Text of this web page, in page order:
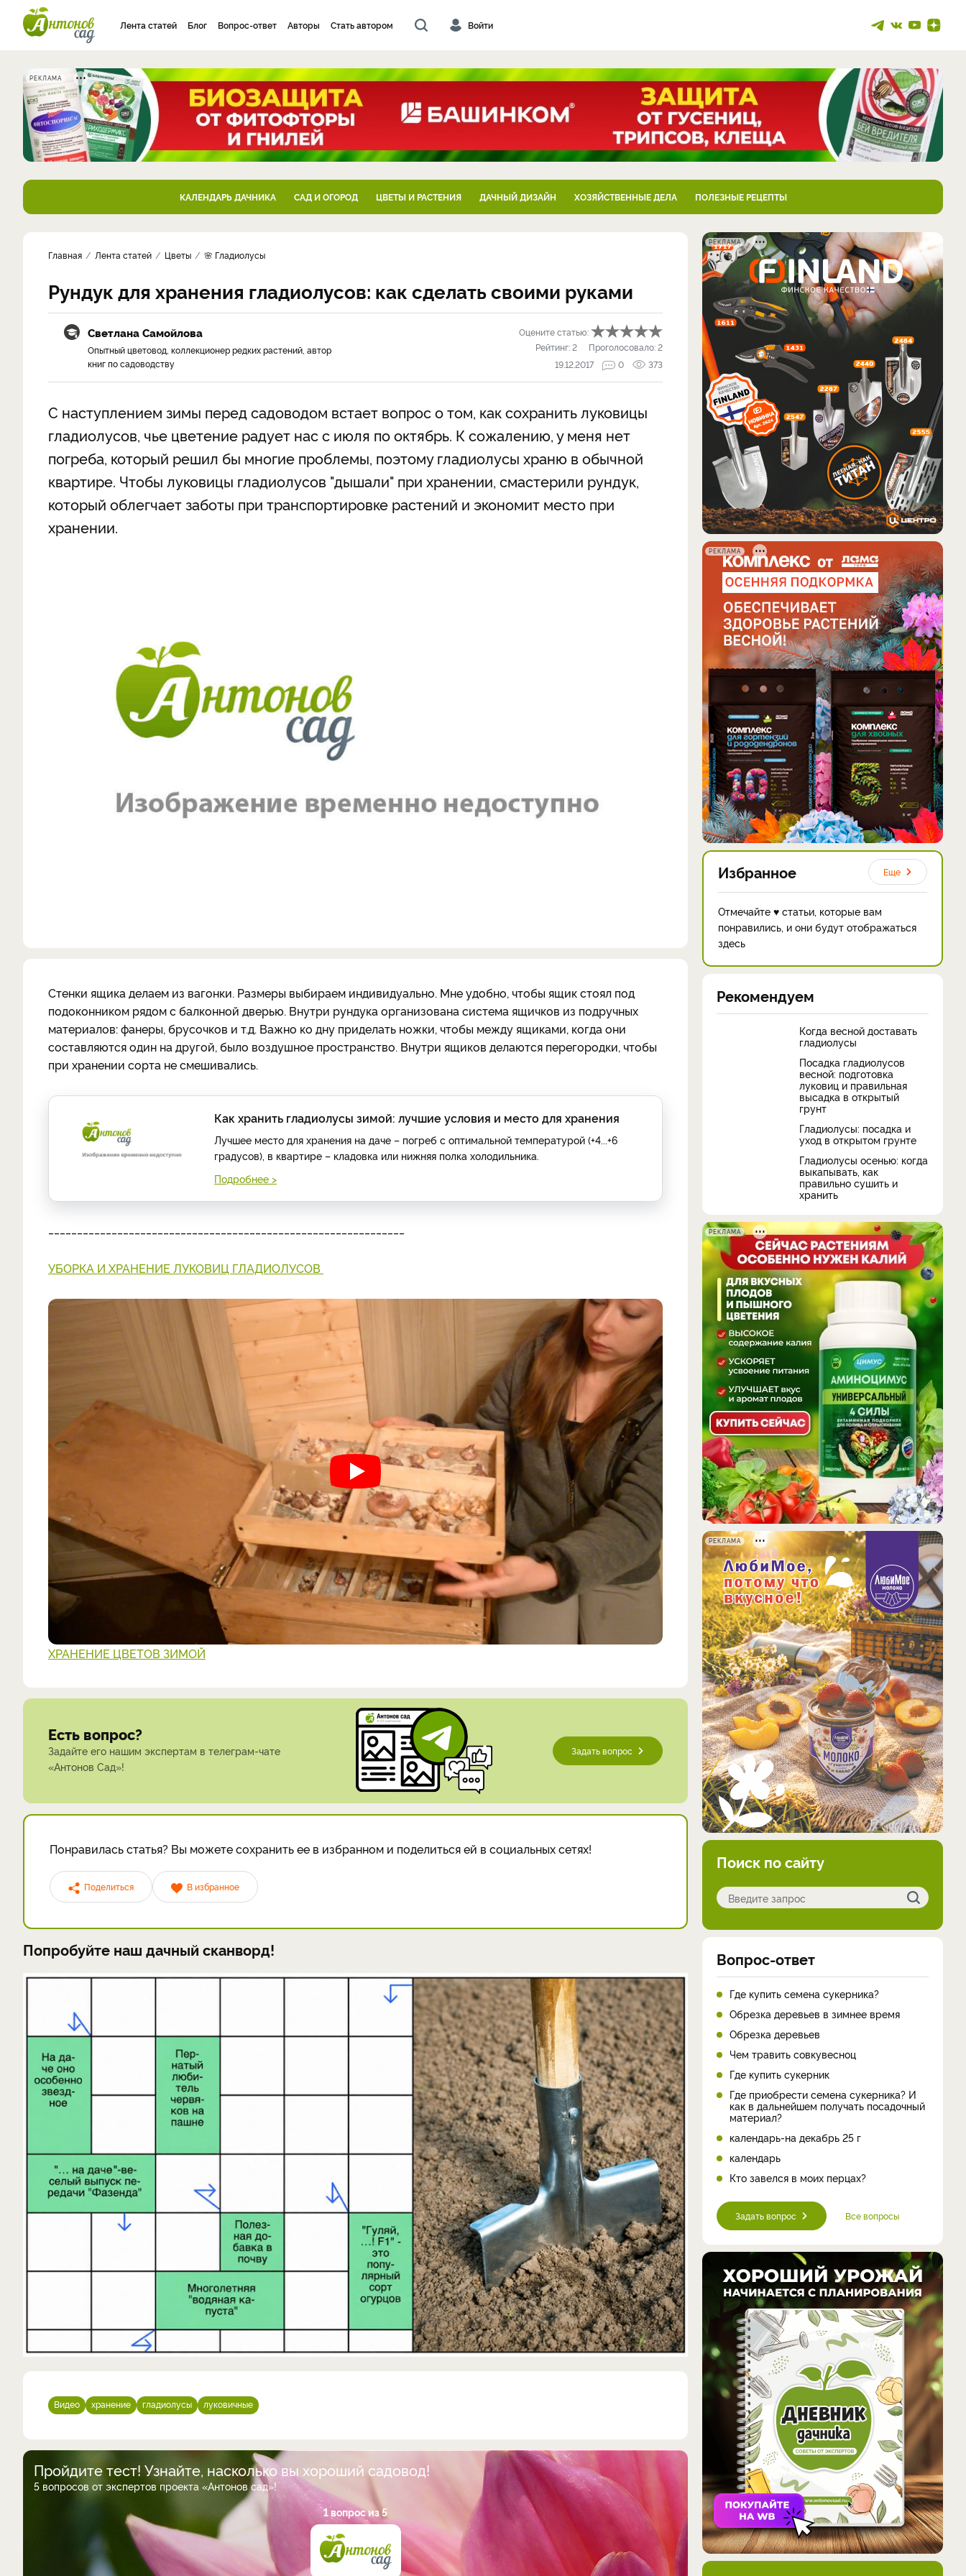
Лента статей Блог Вопрос-ответ Авторы Стать автором Войти
РЕКЛАМА
КАЛЕНДАРЬ ДАЧНИКА САД И ОГОРОД ЦВЕТЫ И РАСТЕНИЯ ДАЧНЫЙ ДИЗАЙН ХОЗЯЙСТВЕННЫЕ ДЕЛА ПОЛЕЗНЫЕ РЕЦЕПТЫ
Главная Лента статей Цветы 🌸 Гладиолусы
Рундук для хранения гладиолусов: как сделать своими руками
Светлана Самойлова
Опытный цветовод, коллекционер редких растений, автор
книг по садоводству
Оцените статью:
Рейтинг:2 Проголосовало:2
19.12.2017
0 373
С наступлением зимы перед садоводом встает вопрос о том, как сохранить луковицы
гладиолусов, чье цветение радует нас с июля по октябрь. К сожалению, у меня нет
погреба, который решил бы многие проблемы, поэтому гладиолусы храню в обычной
квартире. Чтобы луковицы гладиолусов "дышали" при хранении, смастерили рундук,
который облегчает заботы при транспортировке растений и экономит место при
хранении.
Стенки ящика делаем из вагонки. Размеры выбираем индивидуально. Мне удобно, чтобы ящик стоял под
подоконником рядом с балконной дверью. Внутри рундука организована система ящичков из подручных
материалов: фанеры, брусочков и т.д. Важно ко дну приделать ножки, чтобы между ящиками, когда они
составляются один на другой, было воздушное пространство. Внутри ящиков делаются перегородки, чтобы
при хранении сорта не смешивались.
Как хранить гладиолусы зимой: лучшие условия и место для хранения
Лучшее место для хранения на даче – погреб с оптимальной температурой (+4...+6
градусов), в квартире – кладовка или нижняя полка холодильника.
Подробнее >
УБОРКА И ХРАНЕНИЕ ЛУКОВИЦ ГЛАДИОЛУСОВ
ХРАНЕНИЕ ЦВЕТОВ ЗИМОЙ
Есть вопрос?
Задайте его нашим экспертам в телеграм-чате
«Антонов Сад»!
Задать вопрос
Понравилась статья? Вы можете сохранить ее в избранном и поделиться ей в социальных сетях!
Поделиться В избранное
Попробуйте наш дачный сканворд!
Видео хранение гладиолусы луковичные
Пройдите тест! Узнайте, насколько вы хороший садовод!
5 вопросов от экспертов проекта «Антонов сад»!
1 вопрос из 5
РЕКЛАМА
РЕКЛАМА
Избранное Еще
Отмечайте ♥ статьи, которые вам
понравились, и они будут отображаться
здесь
Рекомендуем
Когда весной доставать
гладиолусы
Посадка гладиолусов
весной: подготовка
луковиц и правильная
высадка в открытый
грунт
Гладиолусы: посадка и
уход в открытом грунте
Гладиолусы осенью: когда
выкапывать, как
правильно сушить и
хранить
РЕКЛАМА
РЕКЛАМА
Поиск по сайту
Вопрос-ответ
Где купить семена сукерника?
Обрезка деревьев в зимнее время
Обрезка деревьев
Чем травить совкувесноц
Где купить сукерник
Где приобрести семена сукерника? И
как в дальнейшем получать посадочный
материал?
календарь-на декабрь 25 г
календарь
Кто завелся в моих перцах?
Задать вопрос Все вопросы